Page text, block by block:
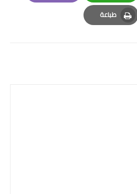
Whatsapp
Email
طباعة
Print